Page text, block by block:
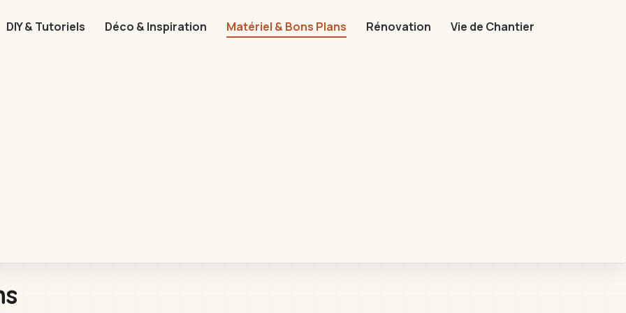
DIY & Tutoriels Déco & Inspiration Matériel & Bons Plans Rénovation Vie de Chantier